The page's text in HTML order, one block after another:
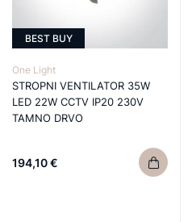
BEST BUY
One Light
STROPNI VENTILATOR 35W
LED 22W CCTV IP20 230V
TAMNO DRVO
194,10 €